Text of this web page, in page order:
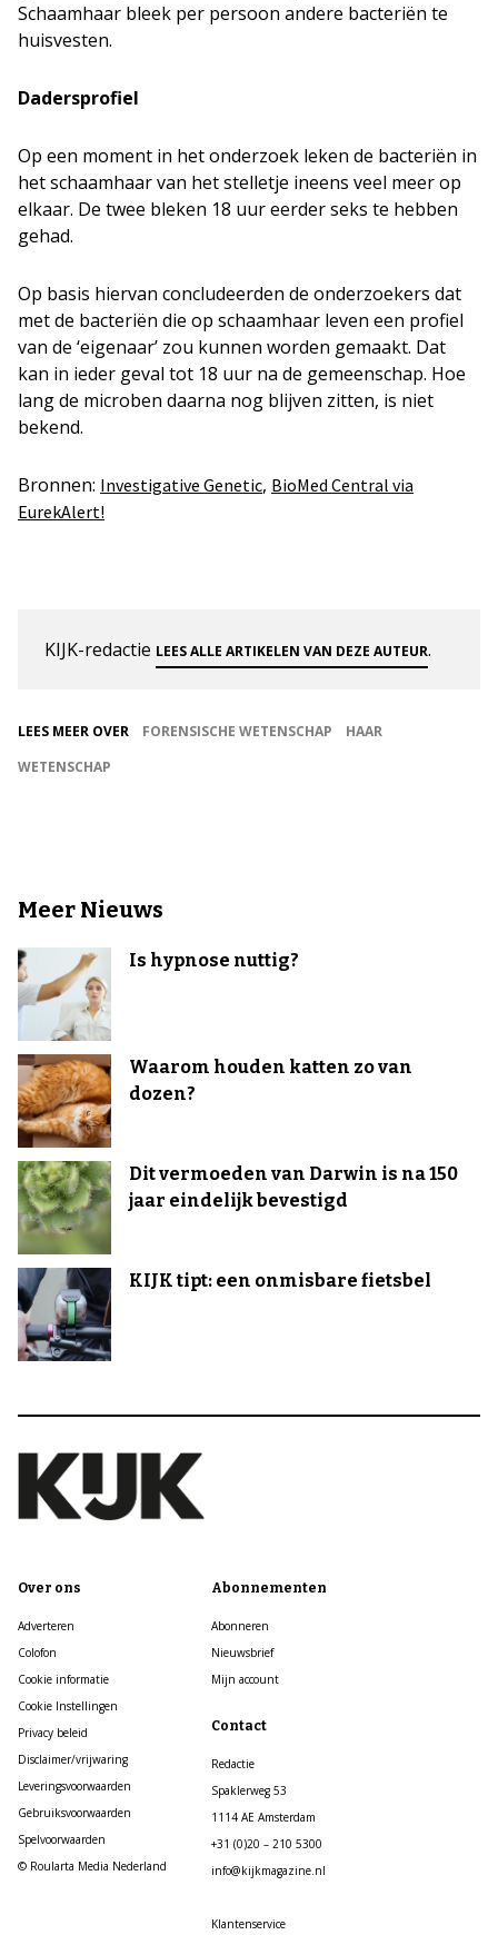
Schaamhaar bleek per persoon andere bacteriën te
huisvesten.
Dadersprofiel
Op een moment in het onderzoek leken de bacteriën in
het schaamhaar van het stelletje ineens veel meer op
elkaar. De twee bleken 18 uur eerder seks te hebben
gehad.
Op basis hiervan concludeerden de onderzoekers dat
met de bacteriën die op schaamhaar leven een profiel
van de ‘eigenaar’ zou kunnen worden gemaakt. Dat
kan in ieder geval tot 18 uur na de gemeenschap. Hoe
lang de microben daarna nog blijven zitten, is niet
bekend.
Bronnen: Investigative Genetic, BioMed Central via
EurekAlert!
KIJK-redactie LEES ALLE ARTIKELEN VAN DEZE AUTEUR.
LEES MEER OVER FORENSISCHE WETENSCHAP
HAAR
WETENSCHAP
Meer Nieuws
Is hypnose nuttig?
Waarom houden katten zo van
dozen?
Dit vermoeden van Darwin is na 150
jaar eindelijk bevestigd
KIJK tipt: een onmisbare fietsbel
Over ons
Adverteren
Colofon
Cookie informatie
Cookie Instellingen
Privacy beleid
Disclaimer/vrijwaring
Leveringsvoorwaarden
Gebruiksvoorwaarden
Spelvoorwaarden
© Roularta Media Nederland
Abonnementen
Abonneren
Nieuwsbrief
Mijn account
Contact
Redactie
Spaklerweg 53
1114 AE Amsterdam
+31 (0)20 – 210 5300
info@kijkmagazine.nl
Klantenservice